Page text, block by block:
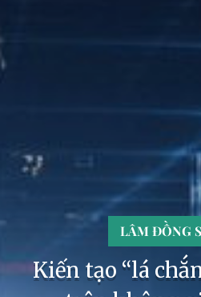
LÂM ĐỒNG
Kiến tạo “lá